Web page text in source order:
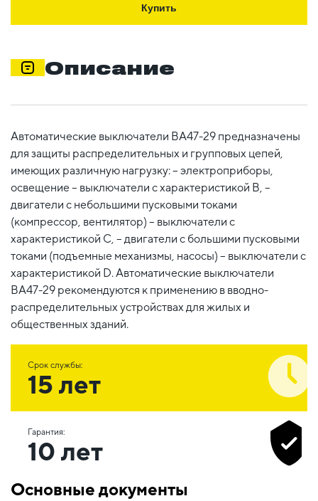
Купить
Описание
Автоматические выключатели ВА47-29 предназначены
для защиты распределительных и групповых цепей,
имеющих различную нагрузку: – электроприборы,
освещение – выключатели с характеристикой В, –
двигатели с небольшими пусковыми токами
(компрессор, вентилятор) – выключатели с
характеристикой C, – двигатели с большими пусковыми
токами (подъемные механизмы, насосы) – выключатели с
характеристикой D. Автоматические выключатели
ВА47-29 рекомендуются к применению в вводно-
распределительных устройствах для жилых и
общественных зданий.
Срок службы:
15 лет
Гарантия:
10 лет
Основные документы